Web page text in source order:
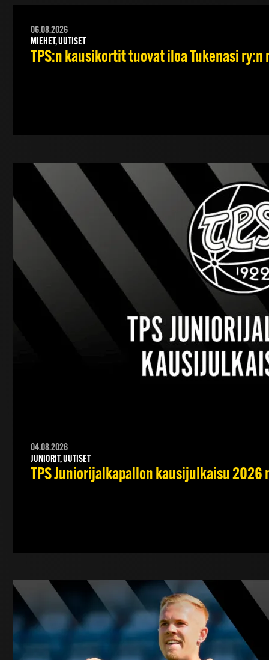
06.08.2026
MIEHET, UUTISET
TPS:n kausikortit tuovat iloa Tukenasi
04.08.2026
JUNIORIT, UUTISET
TPS Juniorijalkapallon kausijulkaisu 2026